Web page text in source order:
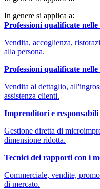
In genere si applica a:
Professioni qualificate
Vendita, accoglienza,
alla persona.
Professioni qualificate
Vendita al dettaglio,
assistenza clienti.
Imprenditori e responsabili
Gestione diretta di
dimensione ridotta.
Tecnici dei rapporti con i
Commerciale, vendite,
di mercato.